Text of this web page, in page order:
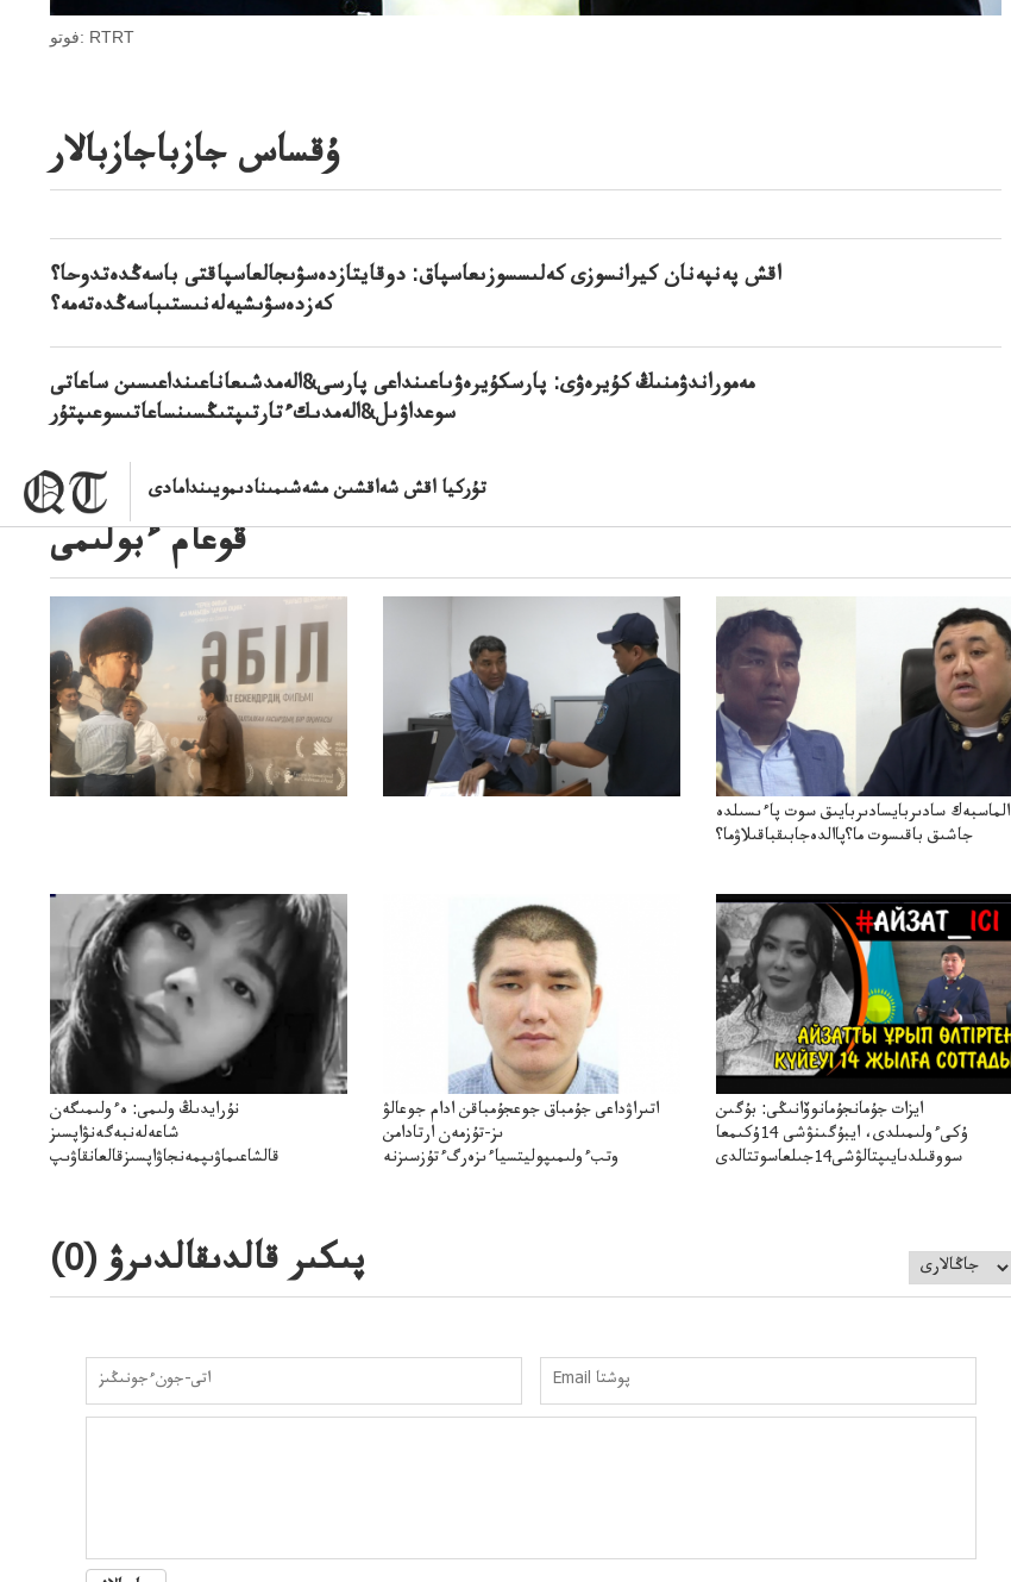
تۇركيا اقش شەاقشىن مشەشىمىنادىمويىندامادى
فوتو: RTRT
ۇقساس جازباجازبالار
اقش پەنپەنان كيرانسوزى كەلىسسوزىعاسپاق: دوقايتازدەسۋىجالعاسپاقتى باسەڭدەتدوحا؟
كەزدەسۋىشيەلەنىستىباسەڭدەتەمە؟
مەموراندۋمنىڭ كۇيرەۋى: پارسكۇيرەۋىاعىنداعى پارسى&الەمدشىعاناعىنداعىسىن ساعاتى
سوعداۋىل&الەمدىكءتارتىپتىڭسىنساعاتىسوعىپتۇر
قوعام ءبولىمى
الماسبەك سادىربايسادىربايىق سوت پاءىسىلدە
جاشىق باقىسوت ما؟پاالدەجابىقباقىلاۋما؟
نۇرايدىڭ ولىمى: ەءولىمىگەن
شاعەلەنبەگەنۋاپسىز
قالشاعىماۋىپمەنجاۋاپسىزقالعانقاۋىپ
اتىراۋداعى جۇمباق جوعجۇمباقن ادام جوعالۋ
ىز-تۇزمەن ارتادامن
وتبءولىمىپوليتسياءىزەرگءتۇزسىزنە
ايزات جۇمانجۇمانوۆانىڭى: بۇگىن
ۇكىءولىمىلدى، ايبۇگىنۋشى 14ۇكىمعا
سووقىلدىايىپتالۋشى14جىلعاسوتتالدى
پىكىر قالدىقالدىرۋ (0
)